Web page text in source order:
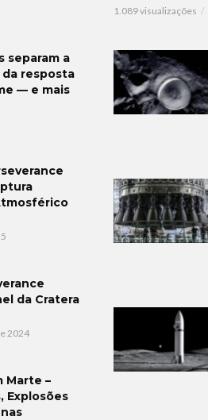
separam a
resposta
— e mais
da Cratera
2024
Marte –
Explosões
1.089 visualizações